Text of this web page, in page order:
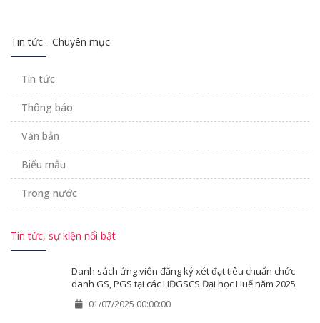
Tin tức - Chuyên mục
Tin tức
Thông báo
Văn bản
Biểu mẫu
Trong nước
Tin tức, sự kiện nổi bật
Danh sách ứng viên đăng ký xét đạt tiêu chuẩn chức
danh GS, PGS tại các HĐGSCS Đại học Huế năm 2025
01/07/2025 00:00:00